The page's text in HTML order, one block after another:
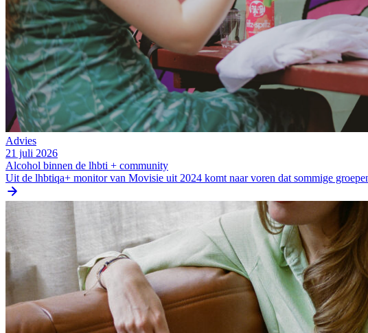
Advies
21 juli 2026
Alcohol binnen de lhbti + community
Uit de lhbtiqa+ monitor van Movisie uit 2024 komt naar voren dat sommige